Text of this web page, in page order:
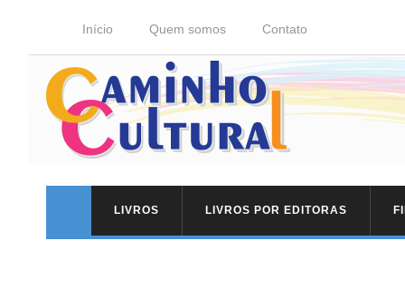
Início Quem somos Contato
LIVROS LIVROS POR EDITORAS